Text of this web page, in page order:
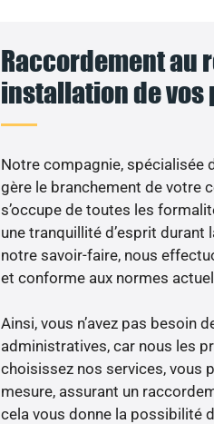
Raccordement au
installation de vos
Notre compagnie, spécialisée
gère le branchement de votre
s’occupe de toutes les
une tranquillité d’esprit durant
notre savoir-faire, nous
et conforme aux normes
Ainsi, vous n’avez pas besoin
administratives, car nous les
choisissez nos services, vous
mesure, assurant un
cela vous donne la possibilité